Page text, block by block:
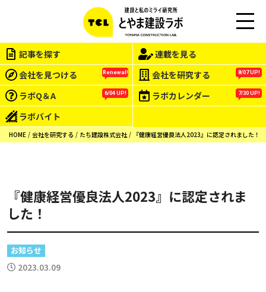
EN
記事を探す
連載を見る
会社を見つける
Renewal! 会社を研究する 8/07 UP!
ラボQ＆A 6/04 UP! ラボカレンダー 7/30 UP!
ラボバイト
HOME 会社を研究する たち建設株式会社 『健康経営優良法人2023』に認定されました！
『健康経営優良法人2023』に認定されま
した！
お知らせ
2023.03.09
この会社をもっと研究する